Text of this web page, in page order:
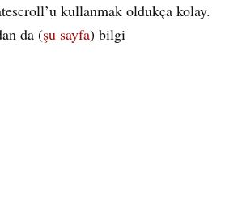
kullanmak oldukça kolay.
da (şu sayfa) bilgi